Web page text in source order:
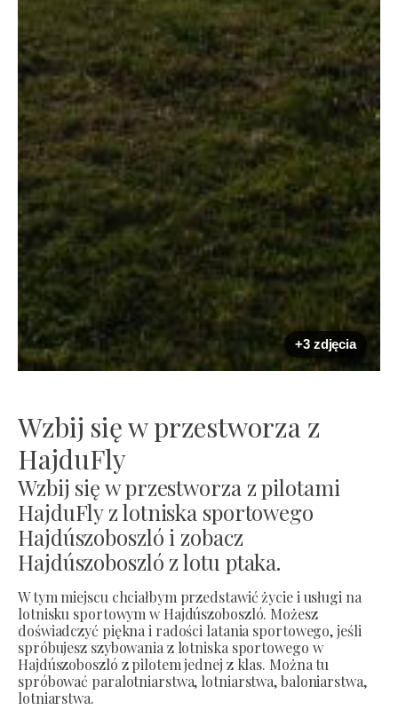
+3 zdjęcia
Wzbij się w przestworza z
HajduFly
Wzbij się w przestworza z pilotami
HajduFly z lotniska sportowego
Hajdúszoboszló i zobacz
Hajdúszoboszló z lotu ptaka.
W tym miejscu chciałbym przedstawić życie i usługi na
lotnisku sportowym w Hajdúszoboszló. Możesz
doświadczyć piękna i radości latania sportowego, jeśli
spróbujesz szybowania z lotniska sportowego w
Hajdúszoboszló z pilotem jednej z klas. Można tu
spróbować paralotniarstwa, lotniarstwa, baloniarstwa,
lotniarstwa.